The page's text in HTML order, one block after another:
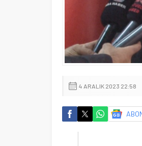
4 ARALIK 2023 22:58